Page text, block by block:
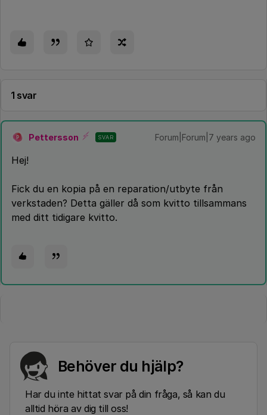
1 svar
P Pettersson SVAR Forum|Forum|7 years ago
Hej!
Fick du en kopia på en reparation/utbyte från
verkstaden? Detta gäller då som kvitto tillsammans
med ditt tidigare kvitto.
Behöver du hjälp?
Har du inte hittat svar på din fråga, så kan du
alltid höra av dig till oss!